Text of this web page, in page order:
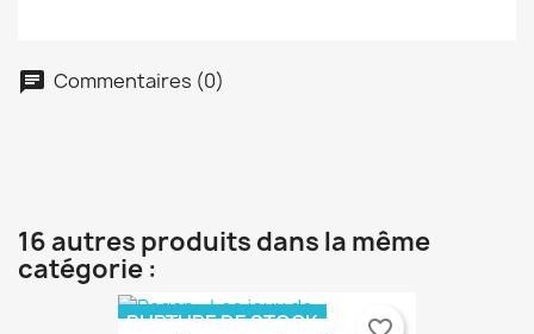
chat Commentaires (0)
16 autres produits dans la même
catégorie :
RUPTURE DE STOCK